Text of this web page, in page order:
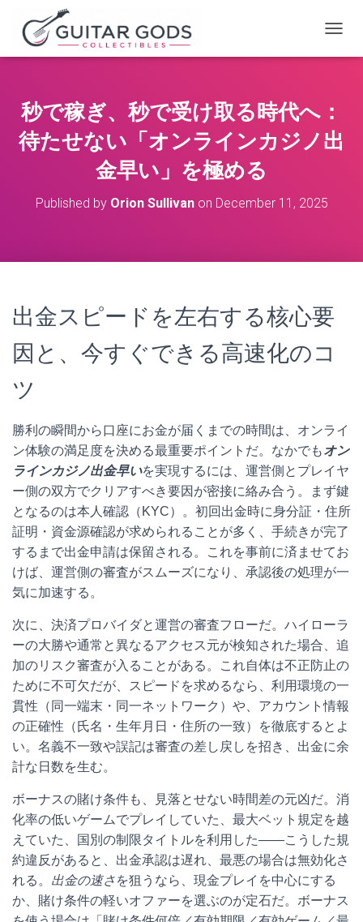
O
E
N
A
秒で稼ぎ、秒で受け取る時代へ：
待たせない「オンラインカジノ出
金早い」を極める
Published by Orion Sullivanon December 11, 2025
出金スピードを左右する核心要
因と、今すぐできる高速化のコ
ツ
勝利の瞬間から口座にお金が届くまでの時間は、オンライ
ン体験の満足度を決める最重要ポイントだ。なかでもオン
ラインカジノ出金早いを実現するには、運営側とプレイヤ
ー側の双方でクリアすべき要因が密接に絡み合う。まず鍵
となるのは本人確認（KYC）。初回出金時に身分証・住所
証明・資金源確認が求められることが多く、手続きが完了
するまで出金申請は保留される。これを事前に済ませてお
けば、運営側の審査がスムーズになり、承認後の処理が一
気に加速する。
次に、決済プロバイダと運営の審査フローだ。ハイローラ
ーの大勝や通常と異なるアクセス元が検知された場合、追
加のリスク審査が入ることがある。これ自体は不正防止の
ために不可欠だが、スピードを求めるなら、利用環境の一
貫性（同一端末・同一ネットワーク）や、アカウント情報
の正確性（氏名・生年月日・住所の一致）を徹底するとよ
い。名義不一致や誤記は審査の差し戻しを招き、出金に余
計な日数を生む。
ボーナスの賭け条件も、見落とせない時間差の元凶だ。消
化率の低いゲームでプレイしていた、最大ベット規定を越
えていた、国別の制限タイトルを利用した――こうした規
約違反があると、出金承認は遅れ、最悪の場合は無効化さ
れる。 出金の速さを狙うなら、現金プレイを中心にする
か、賭け条件の軽いオファーを選ぶのが定石だ。ボーナス